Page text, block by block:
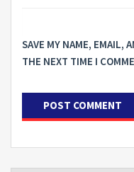
SAVE MY NAME, EMAIL,
THE NEXT TIME I